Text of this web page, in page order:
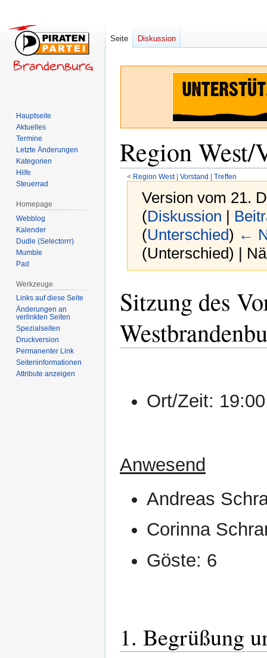
Region West/
< Region West‎ | Vorstand ‎ | Treffen
Version vom 21.
(Diskussion |
(Unterschied) ←
(Unterschied) |
Navigation
springen
Suche
springen
Sitzung des
Ort/Zeit:
Anwesend
Andreas
Corinna
Göste: 6
1. Begrüßung
Seite Diskussion
Hauptseite
Aktuelles
Termine
Letzte Änderungen
Kategorien
Hilfe
Steuerrad
Homepage
Webblog
Kalender
Dudle (Selectorrr)
Mumble
Pad
Werkzeuge
Links auf diese Seite
Änderungen an
verlinkten Seiten
Spezialseiten
Druckversion
Permanenter Link
Seiten­­informationen
Attribute anzeigen